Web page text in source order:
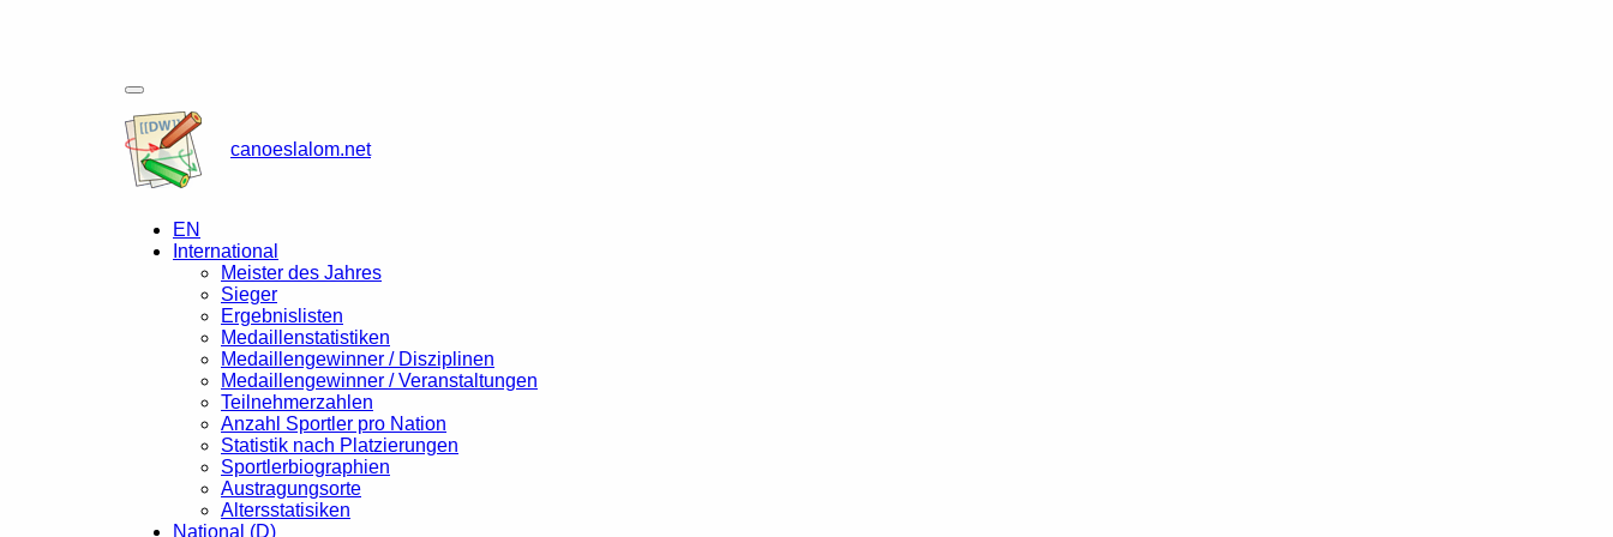
canoeslalom.net
EN
International
Meister des Jahres
Sieger
Ergebnislisten
Medaillenstatistiken
Medaillengewinner / Disziplinen
Medaillengewinner / Veranstaltungen
Teilnehmerzahlen
Anzahl Sportler pro Nation
Statistik nach Platzierungen
Sportlerbiographien
Austragungsorte
Altersstatisiken
National (D)